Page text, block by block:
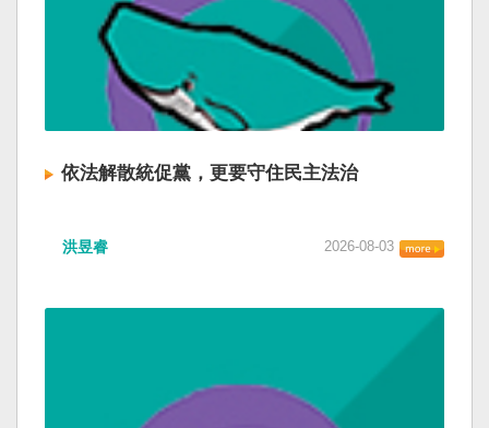
依法解散統促黨，更要守住民主法治
洪昱睿 2026-08-03